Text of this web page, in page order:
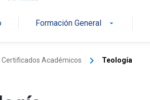
Formación General arrow_drop_down
Certificados Académicos keyboard_arrow_right Teología